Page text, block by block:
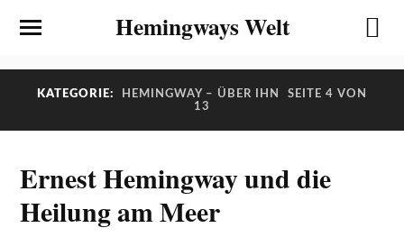
Hemingways Welt
KATEGORIE: HEMINGWAY – ÜBER IHN
SEITE 4 VON
13
Ernest Hemingway und die
Heilung am Meer